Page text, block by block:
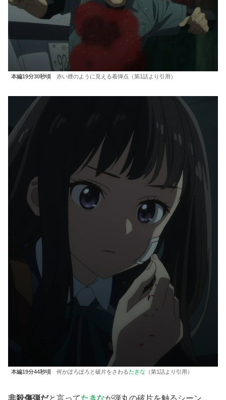
本編19分30秒頃 赤い煙のように見える着弾点（第1話より引用）
本編19分44秒頃 何かぽろぽろと破片をさわるたきな （第1話より引用）